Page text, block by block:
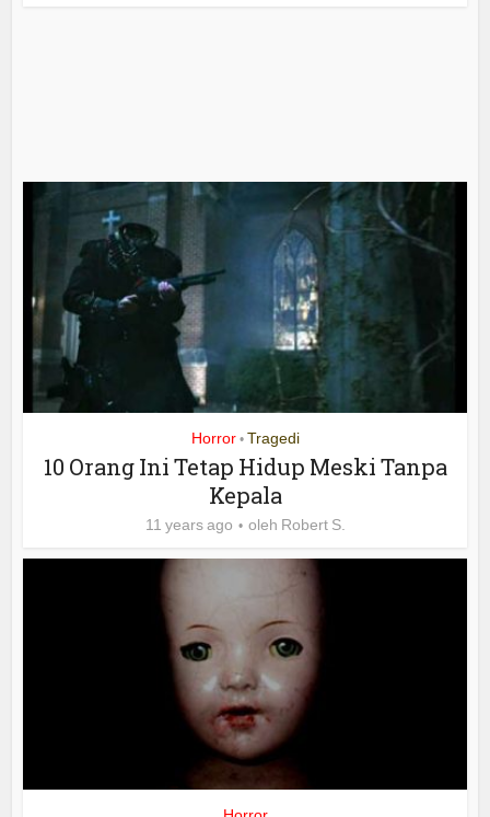
Horror • Tragedi
10 Orang Ini Tetap Hidup Meski Tanpa
Kepala
11 years ago oleh Robert S.